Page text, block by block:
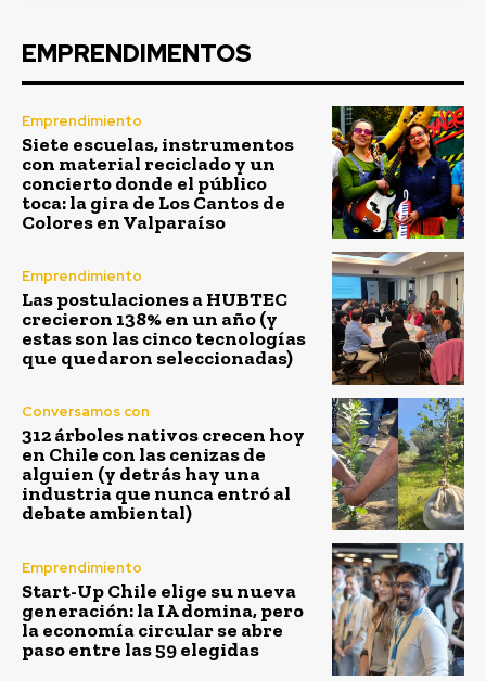
EMPRENDIMENTOS
Emprendimiento
Siete escuelas, instrumentos
con material reciclado y un
concierto donde el público
toca: la gira de Los Cantos de
Colores en Valparaíso
Emprendimiento
Las postulaciones a HUBTEC
crecieron 138% en un año (y
estas son las cinco tecnologías
que quedaron seleccionadas)
Conversamos con
312 árboles nativos crecen hoy
en Chile con las cenizas de
alguien (y detrás hay una
industria que nunca entró al
debate ambiental)
Emprendimiento
Start-Up Chile elige su nueva
generación: la IA domina, pero
la economía circular se abre
paso entre las 59 elegidas